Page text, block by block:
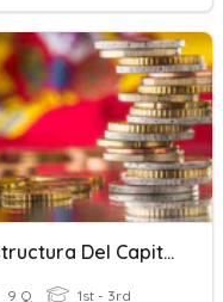
Estructura Del Capitalismo
9 Q 1st - 3rd